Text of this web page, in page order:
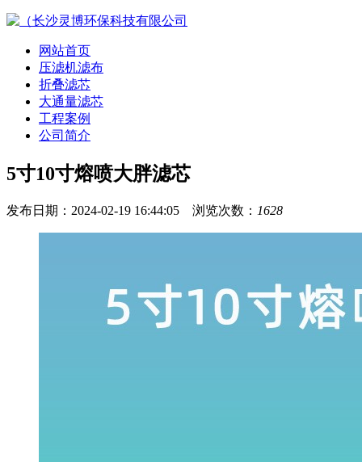
网站首页
压滤机滤布
折叠滤芯
大通量滤芯
工程案例
公司简介
5寸10寸熔喷大胖滤芯
发布日期：2024-02-19 16:44:05 浏览次数： 1628